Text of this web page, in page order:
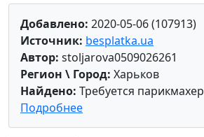
Добавлено: 2020-05-06 (107913)
Источник: besplatka.ua
Автор: stoljarova0509026261
Регион \ Город: Харьков
Найдено: Требуется парикмахер
Подробнее